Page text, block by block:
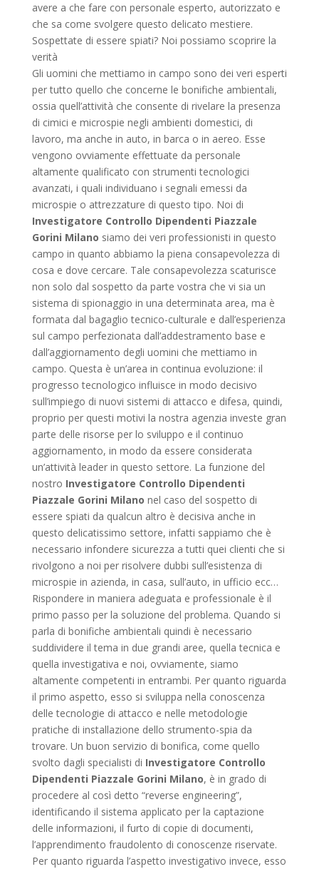
avere a che fare con personale esperto, autorizzato e
che sa come svolgere questo delicato mestiere.
Sospettate di essere spiati? Noi possiamo scoprire la
verità
Gli uomini che mettiamo in campo sono dei veri esperti
per tutto quello che concerne le bonifiche ambientali,
ossia quell’attività che consente di rivelare la presenza
di cimici e microspie negli ambienti domestici, di
lavoro, ma anche in auto, in barca o in aereo. Esse
vengono ovviamente effettuate da personale
altamente qualificato con strumenti tecnologici
avanzati, i quali individuano i segnali emessi da
microspie o attrezzature di questo tipo. Noi di
Investigatore Controllo Dipendenti Piazzale
Gorini Milano siamo dei veri professionisti in questo
campo in quanto abbiamo la piena consapevolezza di
cosa e dove cercare. Tale consapevolezza scaturisce
non solo dal sospetto da parte vostra che vi sia un
sistema di spionaggio in una determinata area, ma è
formata dal bagaglio tecnico-culturale e dall’esperienza
sul campo perfezionata dall’addestramento base e
dall’aggiornamento degli uomini che mettiamo in
campo. Questa è un’area in continua evoluzione: il
progresso tecnologico influisce in modo decisivo
sull’impiego di nuovi sistemi di attacco e difesa, quindi,
proprio per questi motivi la nostra agenzia investe gran
parte delle risorse per lo sviluppo e il continuo
aggiornamento, in modo da essere considerata
un’attività leader in questo settore. La funzione del
nostro Investigatore Controllo Dipendenti
Piazzale Gorini Milano nel caso del sospetto di
essere spiati da qualcun altro è decisiva anche in
questo delicatissimo settore, infatti sappiamo che è
necessario infondere sicurezza a tutti quei clienti che si
rivolgono a noi per risolvere dubbi sull’esistenza di
microspie in azienda, in casa, sull’auto, in ufficio ecc…
Rispondere in maniera adeguata e professionale è il
primo passo per la soluzione del problema. Quando si
parla di bonifiche ambientali quindi è necessario
suddividere il tema in due grandi aree, quella tecnica e
quella investigativa e noi, ovviamente, siamo
altamente competenti in entrambi. Per quanto riguarda
il primo aspetto, esso si sviluppa nella conoscenza
delle tecnologie di attacco e nelle metodologie
pratiche di installazione dello strumento-spia da
trovare. Un buon servizio di bonifica, come quello
svolto dagli specialisti di Investigatore Controllo
Dipendenti Piazzale Gorini Milano, è in grado di
procedere al così detto “reverse engineering”,
identificando il sistema applicato per la captazione
delle informazioni, il furto di copie di documenti,
l’apprendimento fraudolento di conoscenze riservate.
Per quanto riguarda l’aspetto investigativo invece, esso